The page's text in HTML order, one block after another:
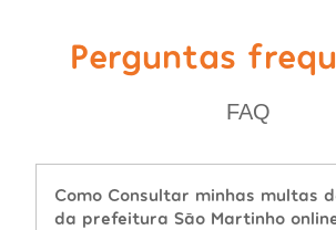
Perguntas
FAQ
Como Consultar minhas multas
da prefeitura São Martinho